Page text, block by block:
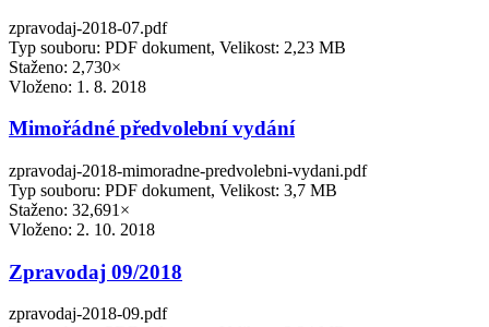
zpravodaj-2018-07.pdf
Typ souboru: PDF dokument, Velikost: 2,23 MB
Staženo: 2,730×
Vloženo: 1. 8. 2018
Mimořádné předvolební vydání
zpravodaj-2018-mimoradne-predvolebni-vydani.pdf
Typ souboru: PDF dokument, Velikost: 3,7 MB
Staženo: 32,691×
Vloženo: 2. 10. 2018
Zpravodaj 09/2018
zpravodaj-2018-09.pdf